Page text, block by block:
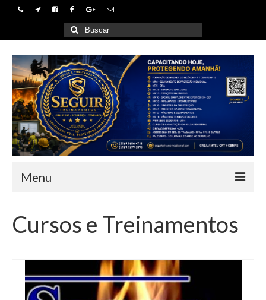
Buscar
por:
Menu
Empresa
Cursos e Treinamentos
Segurança do Trabalho
Cursos e Treinamentos